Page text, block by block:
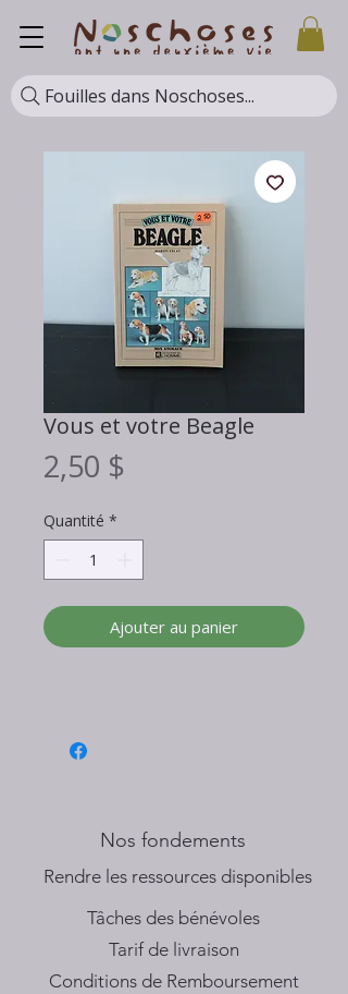
Fouilles dans Noschoses...
Vous et votre Beagle
2,50 $
Quantité *
Ajouter au panier
Nos fondements
​Rendre les ressources disponibles
Tâches des bénévoles
Tarif de livraison
Conditions de Remboursement